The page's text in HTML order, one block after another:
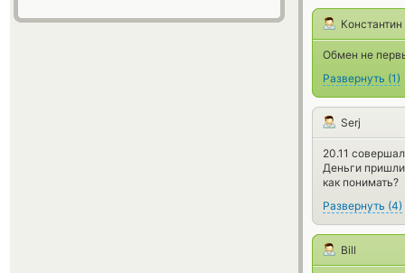
Константин
Обмен не
Развернуть (1)
Serj
20.11
Деньги пришли
как понимать?
Развернуть (4)
Bill